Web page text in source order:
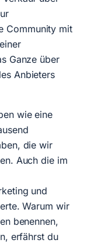
Community mit
Ganze über
Anbieters
wie eine
die wir
Auch die im
und
Warum wir
benennen,
erfährst du